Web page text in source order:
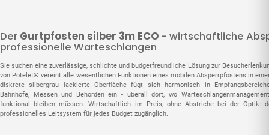
Der Gurtpfosten silber 3m ECO - wirtschaftliche
professionelle Warteschlangen
Sie suchen eine zuverlässige, schlichte und budgetfreundliche Lösung zur
von Potelet® vereint alle wesentlichen Funktionen eines mobilen Absperrpfostens in
diskrete silbergrau lackierte Oberfläche fügt sich harmonisch in
Bahnhöfe, Messen und Behörden ein - überall dort, wo
funktional bleiben müssen. Wirtschaftlich im Preis, ohne Abstriche bei der Optik:
professionelles Leitsystem für jedes Budget zugänglich.